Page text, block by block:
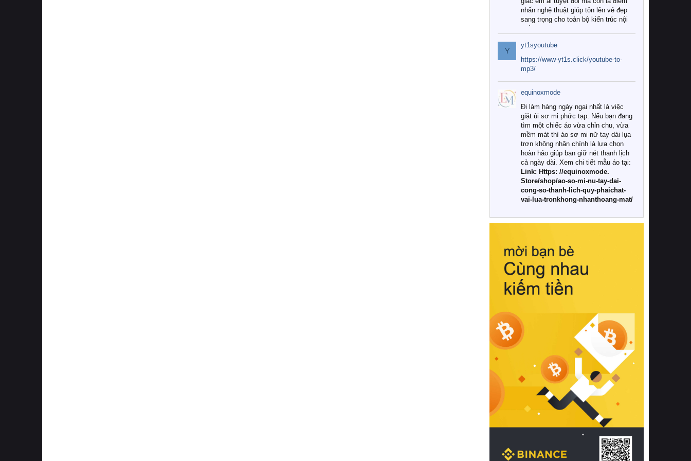
nhấn nghệ thuật giúp tôn lên vẻ đẹp
sang trọng cho toàn bộ kiến trúc nội
Tuy nhiên, giữa thị trường đa dạng
với vô vàn thương hiệu và mẫu mã
như hiện nay, làm thế nào để chọn
được những bộ chăn ga gối đệm cao
cấp thực sự chất lượng, phù hợp với
khí hậu và nhu cầu sử dụng của gia
đình? Hãy cùng chúng tôi đi tìm lời
giải đáp chi tiết qua bài viết dưới đây.
1. Tại sao các gia đình hiện đại lại ưa
chuộng chăn ga gối đệm cao cấp?
Khác với các dòng sản phẩm thông
thường, những bộ chăn ga gối đệm
cao cấp trải qua quy trình sản xuất
nghiêm ngặt từ khâu chọn lọc nguyên
liệu tự nhiên đến công nghệ dệt
nhuộm hiện đại không chứa hóa chất
này, bạn sẽ cảm nhận rõ rệt sự khác
hồi chuẩn xác của phần đệm nâng đỡ
cột sống.
Bên cạnh đó, việc lựa chọn các dòng
sản phẩm đạt chuẩn chất lượng quốc
tế còn giúp ngăn ngừa tình trạng kích
khuẩn và nấm mốc trong điều kiện
thời tiết nóng ẩm. Bạn có thể tìm hiểu
thêm các nghiên cứu khoa học về tác
động của giấc ngủ và môi trường
phòng ngủ đối với sức khỏe con
người tại Sleep Foundation (External
Link) để có cái nhìn toàn diện hơn.
2. Các tiêu chí vàng khi lựa chọn
chăn ga gối đệm cao cấp cho phòng
ngủ
Để sở hữu một bộ chăn ga gối đệm
cao cấp hoàn hảo cả về thẩm mỹ lẫn
công năng, người tiêu dùng cần cân
nhắc kỹ lưỡng các tiêu chí quan trọng
Y
yt1syoutube
https://www-yt1s.click/youtube-to-
mp3/
equinoxmode
Đi làm hàng ngày ngại nhất là việc
giặt ủi sơ mi phức tạp. Nếu bạn đang
tìm một chiếc áo vừa chỉn chu, vừa
mềm mát thì áo sơ mi nữ tay dài lụa
trơn không nhăn chính là lựa chọn
hoàn hảo giúp bạn giữ nét thanh lịch
cả ngày dài. Xem chi tiết mẫu áo tại:
Link: Https: //equinoxmode.
Store/shop/ao-so-mi-nu-tay-dai-
cong-so-thanh-lich-quy-phaichat-
vai-lua-tronkhong-nhanthoang-mat/